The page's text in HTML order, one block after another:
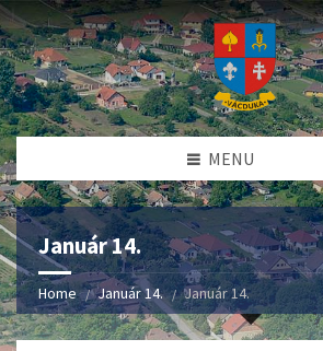
MENU
Január 14.
Home Január 14. Január 14.